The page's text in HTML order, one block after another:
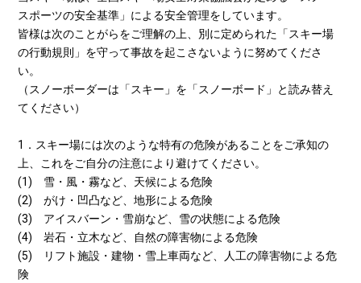
スポーツの安全基準」による安全管理をしています。
皆様は次のことがらをご理解の上、別に定められた「スキー場
の行動規則」を守って事故を起こさないように努めてくださ
い。
（スノーボーダーは「スキー」を「スノーボード」と読み替え
てください）
1．スキー場には次のような特有の危険があることをご承知の
上、これをご自分の注意により避けてください。
(1) 雪・風・霧など、天候による危険
(2) がけ・凹凸など、地形による危険
(3) アイスバーン・雪崩など、雪の状態による危険
(4) 岩石・立木など、自然の障害物による危険
(5) リフト施設・建物・雪上車両など、人工の障害物による危
険